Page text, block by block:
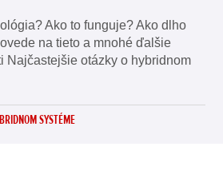
Ako to funguje? Ako dlho
na tieto a mnohé ďalšie
Najčastejšie otázky o hybridnom
SYSTÉME